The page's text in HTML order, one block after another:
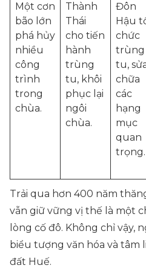
Một cơn
bão lớn
phá hủy
nhiều
công
trình
trong
chùa.
Thành
Thái
cho tiến
hành
trùng
tu, khôi
phục lại
ngôi
chùa.
Đôn
Hậu
chức
trùng
tu,
chữa
các
hạng
mục
quan
trọng.
Trải qua hơn 400 năm
vẫn giữ vững vị thế là một
lòng cố đô. Không chỉ vậy,
biểu tượng văn hóa và tâm
đất Huế.